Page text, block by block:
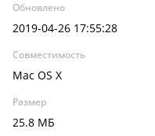
Обновлено
2019-04-26 17:55:28
Совместимость
Mac OS X
Размер
25.8 МБ